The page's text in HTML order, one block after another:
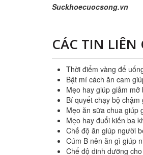
Suckhoecuocsong.vn
CÁC TIN LIÊN
Thời điểm vàng để
Bật mí cách ăn cam
Mẹo hay giúp giảm
Bí quyết chạy bộ
Mẹo ăn sữa chua giúp
Mẹo hay đuổi kiến ba
Chế độ ăn giúp người
Cúm B nên ăn gì giúp
Chế độ dinh dưỡng